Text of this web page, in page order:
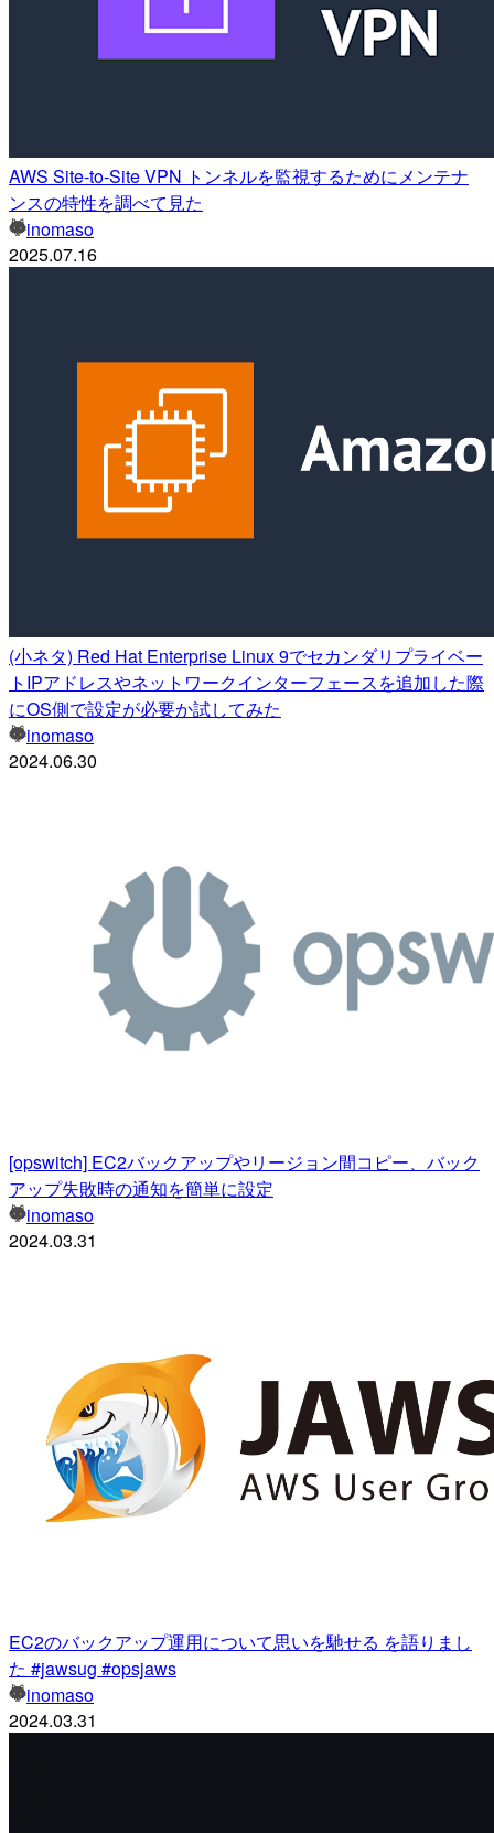
AWS Site-to-Site VPN トンネルを監視するためにメンテナ
ンスの特性を調べて見た
inomaso
2025.07.16
(小ネタ) Red Hat Enterprise Linux 9でセカンダリプライベー
トIPアドレスやネットワークインターフェースを追加した際
にOS側で設定が必要か試してみた
inomaso
2024.06.30
[opswitch] EC2バックアップやリージョン間コピー、バック
アップ失敗時の通知を簡単に設定
inomaso
2024.03.31
EC2のバックアップ運用について思いを馳せる を語りまし
た #jawsug #opsjaws
inomaso
2024.03.31